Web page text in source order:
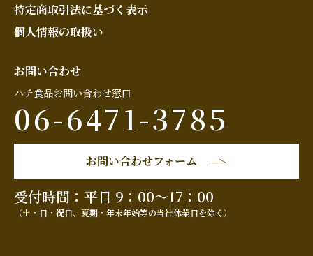
特定商取引法に基づく表示
個人情報の取扱い
お問い合わせ
ハチ食品お問い合わせ窓口
06-6471-3785
お問い合わせフォーム
受付時間：平日 9：00～17：00
（土・日・祝日、夏期・年末年始等の当社休業日を除く）